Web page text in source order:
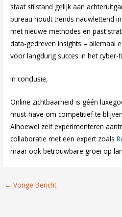
staat stilstand gelijk aan
bureau houdt trends nauwlettend
met nieuwe methodes en past
data-gedreven insights – allemaal
voor langdurig succes in het cyber-
In conclusie,
Online zichtbaarheid is géén
must-have om competitief te
Alhoewel zelf experimenteren
collaboratie met een expert zoals
maar ook betrouwbare groei op
← Vorige Bericht